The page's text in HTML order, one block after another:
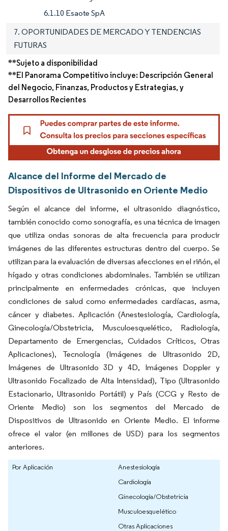
6.1.10 Esaote SpA
7. OPORTUNIDADES DE MERCADO Y TENDENCIAS
FUTURAS
**Sujeto a disponibilidad
**El Panorama Competitivo incluye: Descripción General
del Negocio, Finanzas, Productos y Estrategias, y
Desarrollos Recientes
Alcance del Informe del Mercado de
Dispositivos de Ultrasonido en Oriente Medio
Según el alcance del informe, el ultrasonido diagnóstico,
también conocido como sonografía, es una técnica de imagen
que utiliza ondas sonoras de alta frecuencia para producir
imágenes de las diferentes estructuras dentro del cuerpo. Se
utilizan para la evaluación de diversas afecciones en el riñón, el
hígado y otras condiciones abdominales. También se utilizan
principalmente en enfermedades crónicas, que incluyen
condiciones de salud como enfermedades cardíacas, asma,
cáncer y diabetes. Aplicación (Anestesiología, Cardiología,
Ginecología/Obstetricia, Musculoesquelético, Radiología,
Departamento de Emergencias, Cuidados Críticos, Otras
Aplicaciones), Tecnología (Imágenes de Ultrasonido 2D,
Imágenes de Ultrasonido 3D y 4D, Imágenes Doppler y
Ultrasonido Focalizado de Alta Intensidad), Tipo (Ultrasonido
Estacionario, Ultrasonido Portátil) y País (CCG y Resto de
Oriente Medio) son los segmentos del Mercado de
Dispositivos de Ultrasonido en Oriente Medio. El informe
ofrece el valor (en millones de USD) para los segmentos
anteriores.
Por Aplicación
Anestesiología
Cardiología
Ginecología/Obstetricia
Musculoesquelético
Otras Aplicaciones